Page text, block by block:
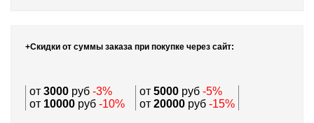
+Скидки от суммы заказа при покупке через сайт:
от 3000 руб -3% от 5000 руб -5%
от 10000 руб -10% от 20000 руб -15%